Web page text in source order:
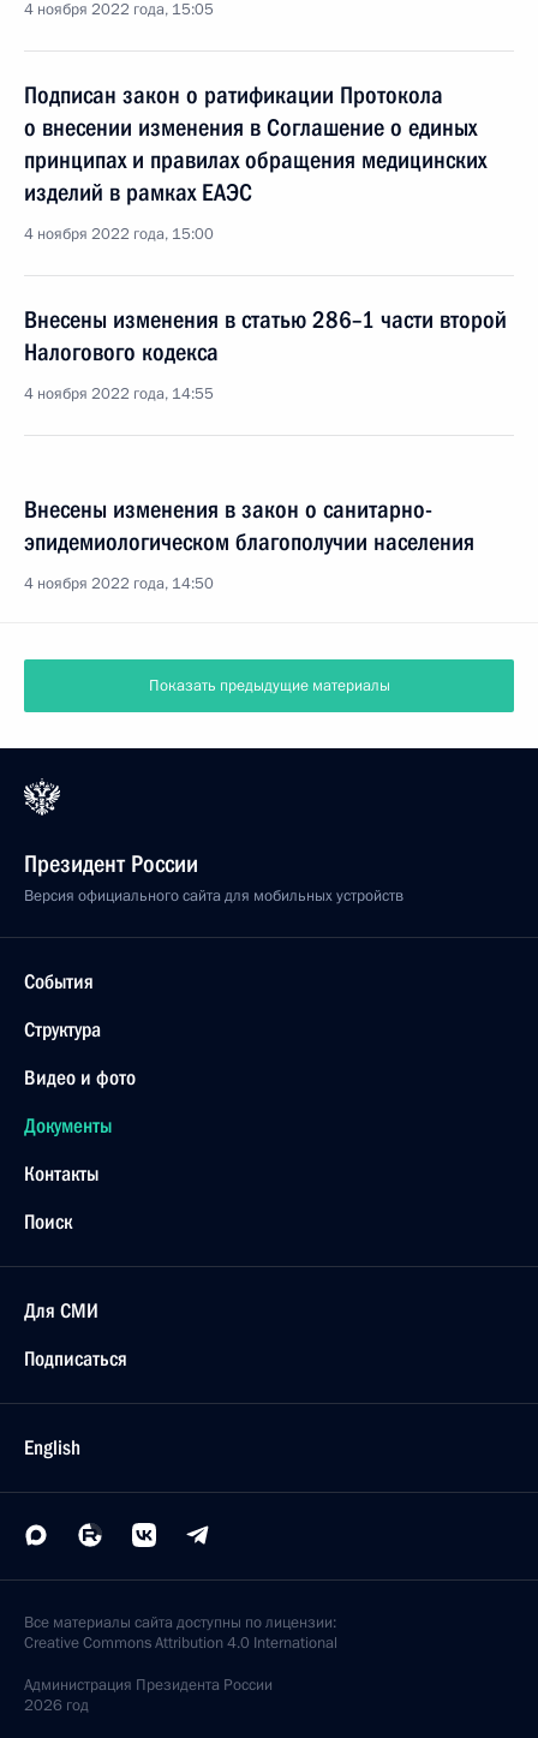
4 ноября 2022 года, 15:05
Подписан закон о ратификации Протокола
о внесении изменения в Соглашение о единых
принципах и правилах обращения медицинских
изделий в рамках ЕАЭС
4 ноября 2022 года, 15:00
Внесены изменения в статью 286–1 части второй
Налогового кодекса
4 ноября 2022 года, 14:55
Внесены изменения в закон о санитарно-
эпидемиологическом благополучии населения
4 ноября 2022 года, 14:50
Показать предыдущие материалы
Президент России
Версия официального сайта для мобильных устройств
События
Структура
Видео и фото
Документы
Контакты
Поиск
Для СМИ
Подписаться
English
Все материалы сайта доступны по лицензии:
Creative Commons Attribution 4.0 International
Администрация Президента России
2026 год